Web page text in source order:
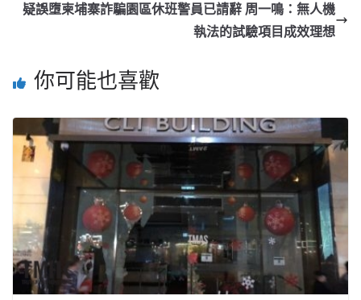
疑誤墮柬埔寨詐騙園區休班警員已請辭 周一鳴：無人機
執法的試驗項目成效理想
你可能也喜歡